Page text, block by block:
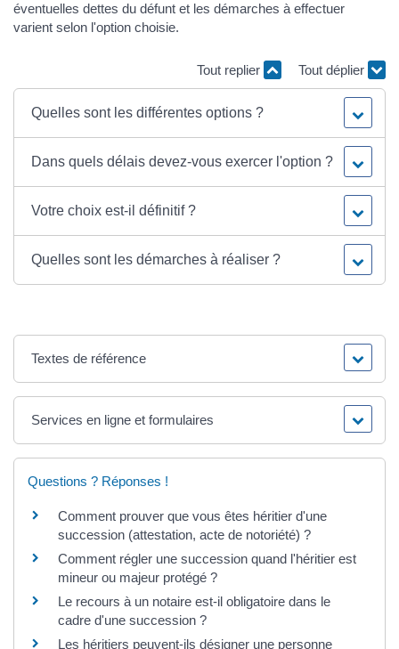
éventuelles dettes du défunt et les démarches à effectuer
varient selon l'option choisie.
Tout replier Tout déplier
Quelles sont les différentes options ?
Dans quels délais devez-vous exercer l'option ?
Votre choix est-il définitif ?
Quelles sont les démarches à réaliser ?
Textes de référence
Services en ligne et formulaires
Questions ? Réponses !
Comment prouver que vous êtes héritier d'une
succession (attestation, acte de notoriété) ?
Comment régler une succession quand l'héritier est
mineur ou majeur protégé ?
Le recours à un notaire est-il obligatoire dans le
cadre d'une succession ?
Les héritiers peuvent-ils désigner une personne